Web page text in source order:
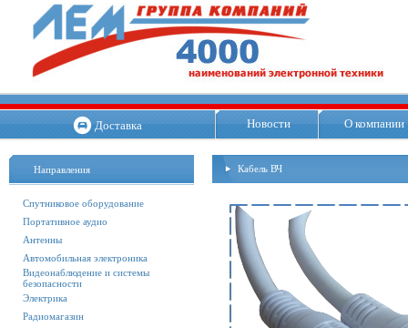
Доставка Новости О компании
Направления
Спутниковое оборудование
Портативное аудио
Антенны
Автомобильная электроника
Видеонаблюдение и системы
безопасности
Электрика
Радиомагазин
Кабель ВЧ